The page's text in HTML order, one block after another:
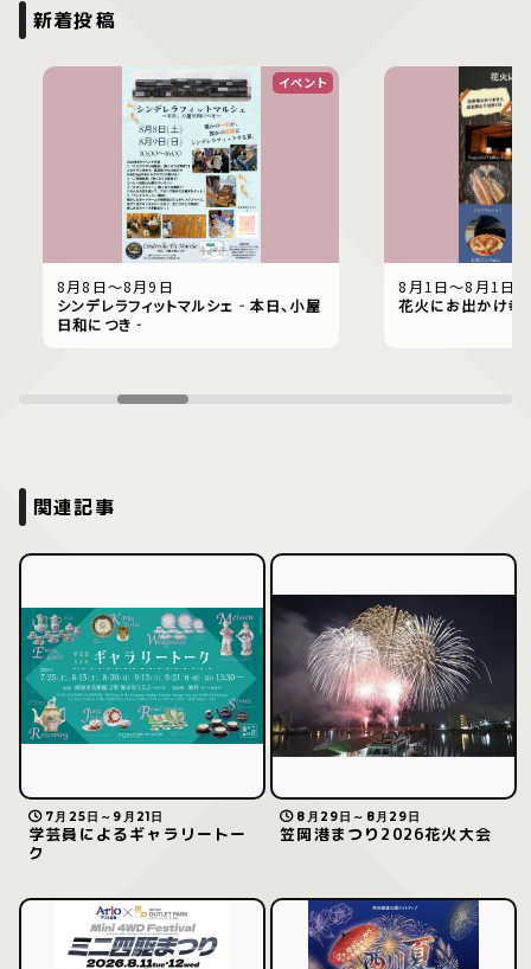
新着投稿
イベント
8月8日〜8月9日
シンデレラフィットマルシェ‐本日、小屋
日和につき‐
8月1日〜8月1日
花火にお出かけ幸
関連記事
7月25日～9月21日
学芸員によるギャラリートー
ク
8月29日～8月29日
笠岡港まつり2026花火大会